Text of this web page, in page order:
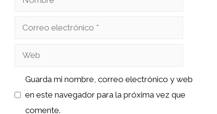
Correo
Web
Guarda mi nombre, correo electrónico y web
en este navegador para la próxima vez que
comente.